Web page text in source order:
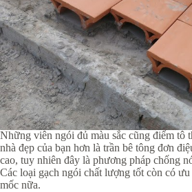
Những viên ngói đủ màu sắc cũng điểm tô
nhà đẹp của bạn hơn là trần bê tông đơn
cao, tuy nhiên đây là phương pháp chống
Các loại gạch ngói chất lượng tốt còn có ưu
mốc nữa.